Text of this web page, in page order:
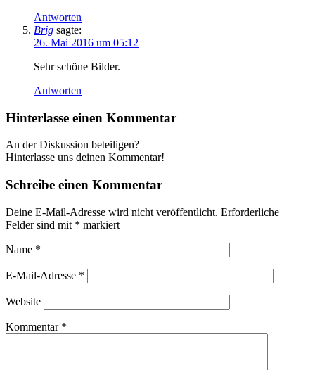
Antworten
Brig sagte:
26. Mai 2016 um 05:12
Sehr schöne Bilder.
Antworten
Hinterlasse einen Kommentar
An der Diskussion beteiligen?
Hinterlasse uns deinen Kommentar!
Schreibe einen Kommentar
Deine E-Mail-Adresse wird nicht veröffentlicht. Erforderliche
Felder sind mit * markiert
Name *
E-Mail-Adresse *
Website
Kommentar *